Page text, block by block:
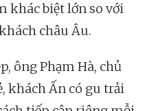
khác biệt lớn so với
châu Âu.
ông Phạm Hà, chủ
khách Ấn có gu trải